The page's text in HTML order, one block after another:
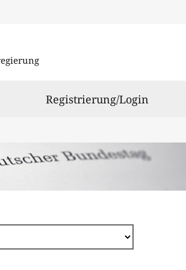
Registrierung/Login